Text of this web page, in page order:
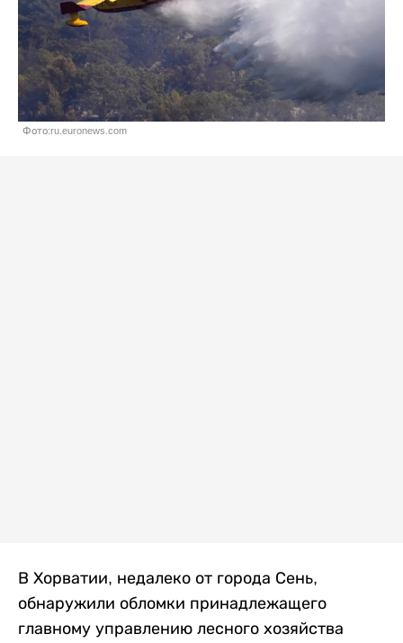
Фото:ru.euronews.com
В Хорватии, недалеко от города Сень,
обнаружили обломки принадлежащего
главному управлению лесного хозяйства